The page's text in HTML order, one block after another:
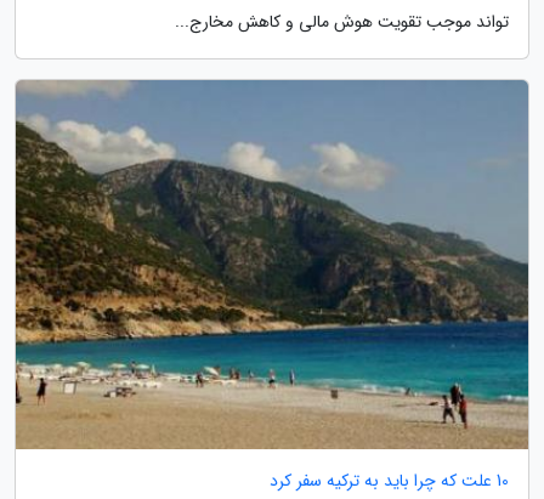
تواند موجب تقویت هوش مالی و کاهش مخارج...
10 علت که چرا باید به ترکیه سفر کرد